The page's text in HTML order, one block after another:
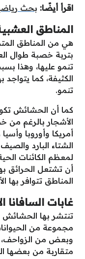
اقرأ أيضًا: بحث
المناطق
هي من المناطق
بتربة خصبة طوال
تنمو عليها، وهذا
الكثيفة، كما
تنمو.
كما أن الحشائش
الأشجار بالرغم من
أمريكا وأوروبا
الشتاء البارد
لمعظم الكائنات
أن تشتعل الحرائق
المناطق تتوافر
غابات السافانا
تنتشر بها الحشائش
مجموعة من
وبعض من الزواحف،
متقاربة من بعضها